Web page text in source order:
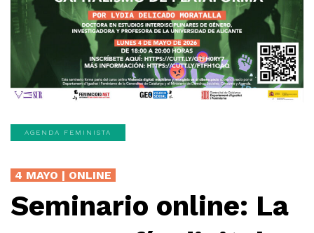
AGENDA FEMINISTA
4 MAYO | ONLINE
Seminario online: La